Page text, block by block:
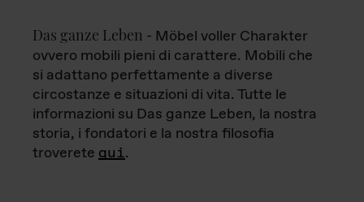
Das ganze Leben - Möbel voller Charakter
ovvero mobili pieni di carattere. Mobili che
si adattano perfettamente a diverse
circostanze e situazioni di vita. Tutte le
informazioni su Das ganze Leben, la nostra
storia, i fondatori e la nostra filosofia
troverete qui.